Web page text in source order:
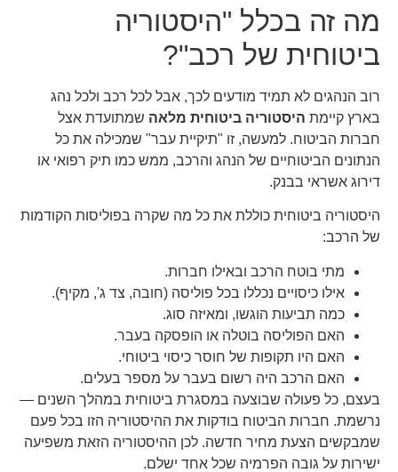
מה זה בכלל "היסטוריה
ביטוחית של רכב"?
רוב הנהגים לא תמיד מודעים לכך, אבל לכל רכב ולכל נהג
בארץ קיימת היסטוריה ביטוחית מלאהשמתועדת אצל
חברות הביטוח. למעשה, זו "תיקיית עבר" שמכילה את כל
הנתונים הביטוחיים של הנהג והרכב, ממש כמו תיק רפואי או
דירוג אשראי בבנק.
היסטוריה ביטוחית כוללת את כל מה שקרה בפוליסות הקודמות
של הרכב:
מתי בוטח הרכב ובאילו חברות.
אילו כיסויים נכללו בכל פוליסה (חובה, צד ג', מקיף).
כמה תביעות הוגשו, ומאיזה סוג.
האם הפוליסה בוטלה או הופסקה בעבר.
האם היו תקופות של חוסר כיסוי ביטוחי.
האם הרכב היה רשום בעבר על מספר בעלים.
בעצם, כל פעולה שבוצעה במסגרת ביטוחית במהלך השנים —
נרשמת. חברות הביטוח בודקות את ההיסטוריה הזו בכל פעם
שמבקשים הצעת מחיר חדשה. לכן ההיסטוריה הזאת משפיעה
ישירות על גובה הפרמיה שכל אחד ישלם.